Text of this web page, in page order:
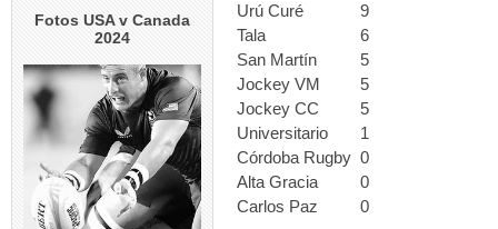
Fotos USA v Canada
2024
Urú Curé
9
Tala
6
San Martín
5
Jockey VM
5
Jockey CC
5
Universitario
1
Córdoba Rugby 0
Alta Gracia
0
Carlos Paz
0